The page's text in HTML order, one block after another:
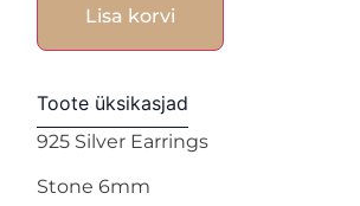
Lisa korvi
Toote üksikasjad
925 Silver Earrings
Stone 6mm